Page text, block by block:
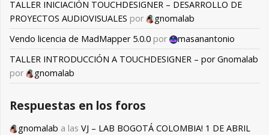
TALLER INICIACIÓN TOUCHDESIGNER – DESARROLLO DE
PROYECTOS AUDIOVISUALES por
gnomalab
Vendo licencia de MadMapper 5.0.0 por
masanantonio
TALLER INTRODUCCIÓN A TOUCHDESIGNER – por Gnomalab
por
gnomalab
Respuestas en los foros
gnomalab a las VJ – LAB BOGOTÁ COLOMBIA! 1 DE ABRIL